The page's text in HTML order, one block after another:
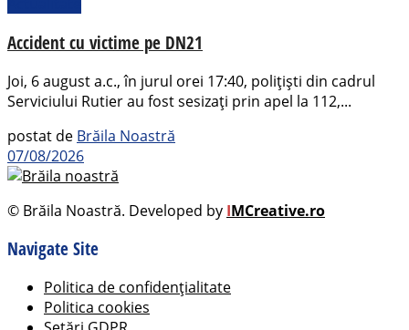
Accident cu victime pe DN21
Joi, 6 august a.c., în jurul orei 17:40, polițiști din cadrul
Serviciului Rutier au fost sesizați prin apel la 112,...
postat de Brăila Noastră
07/08/2026
© Brăila Noastră. Developed by IMCreative.ro
Navigate Site
Politica de confidențialitate
Politica cookies